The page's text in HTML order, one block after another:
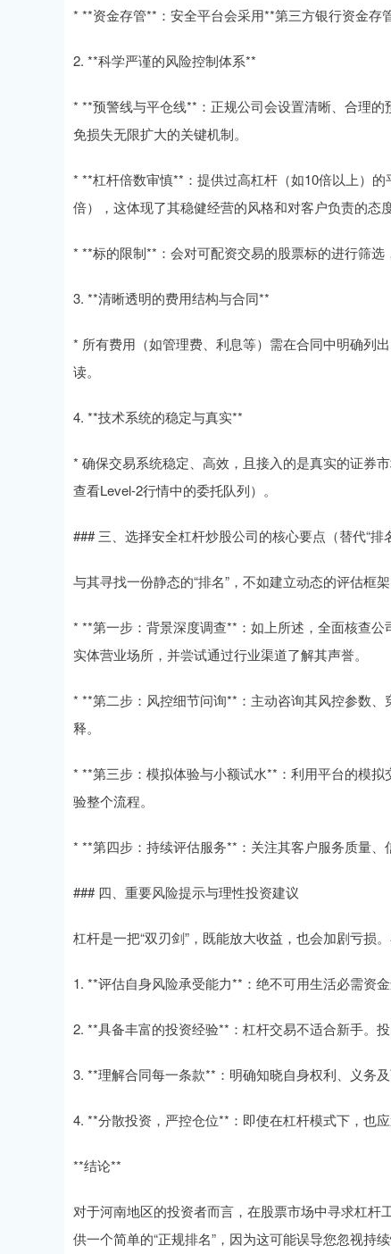
* **资金存管**：安全平台会采用**第三方银行资金存
2. **科学严谨的风险控制体系**
* **预警线与平仓线**：正规公司会设置清晰、合理
免损失无限扩大的关键机制。
* **杠杆倍数审慎**：提供过高杠杆（如10倍以上）
倍），这体现了其稳健经营的风格和对客户负责的态度
* **标的限制**：会对可配资交易的股票标的进行筛选
3. **清晰透明的费用结构与合同**
* 所有费用（如管理费、利息等）需在合同中明确列
读。
4. **技术系统的稳定与真实**
* 确保交易系统稳定、高效，且接入的是真实的证券
查看Level-2行情中的委托队列）。
### 三、选择安全杠杆炒股公司的核心要点（替代“排
与其寻找一份静态的“排名”，不如建立动态的评估框架
* **第一步：背景深度调查**：如上所述，全面核查
实体营业场所，并尝试通过行业渠道了解其声誉。
* **第二步：风控细节问询**：主动咨询其风控参数
释。
* **第三步：模拟体验与小额试水**：利用平台的模
验整个流程。
* **第四步：持续评估服务**：关注其客户服务质量、
### 四、重要风险提示与理性投资建议
杠杆是一把“双刃剑”，既能放大收益，也会加剧亏损
1. **评估自身风险承受能力**：绝不可用生活必需资金
2. **具备丰富的投资经验**：杠杆交易不适合新手。
3. **理解合同每一条款**：明确知晓自身权利、义务及
4. **分散投资，严控仓位**：即使在杠杆模式下，也
**结论**
对于河南地区的投资者而言，在股票市场中寻求杠
供一个简单的“正规排名”，因为这可能误导您忽视持